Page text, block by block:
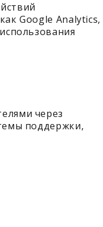
Google Analytics,
через
поддержки,